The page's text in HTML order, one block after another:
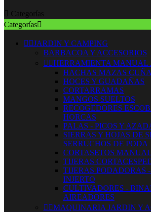
 Categorías
Categorías
 JARDIN Y CAMPING
BARBACOA Y ACCESORIOS
 HERRAMIENTA MANUAL
HACHAS MAZAS
HOCES Y GUADAÑAS
CORTARRAMAS
MANGOS SUELTOS
RECOGEDORES
HORCAS
PALAS - PICOS Y
SIERRAS Y HOJAS DE
SERRUCHOS DE PODA
CORTASETOS
TIJERAS
TIJERAS PODADORAS
INJERTO
CULTIVADORES -
AIREADORES
 MAQUINARIA JARDIN Y